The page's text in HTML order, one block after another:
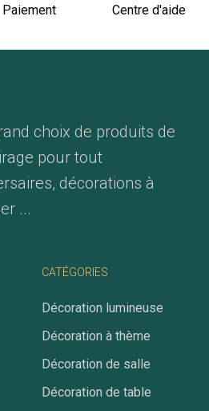
Paiement Centre d'aide
choix de produits de
pour tout
décorations à
...
CATÉGORIES
Décoration lumineuse
Décoration à thème
Décoration de salle
Décoration de table